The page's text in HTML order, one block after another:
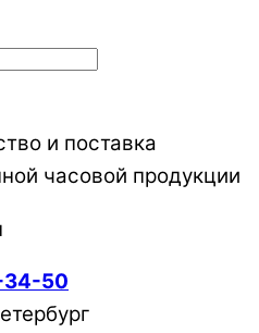
и поставка
часовой продукции
34-50